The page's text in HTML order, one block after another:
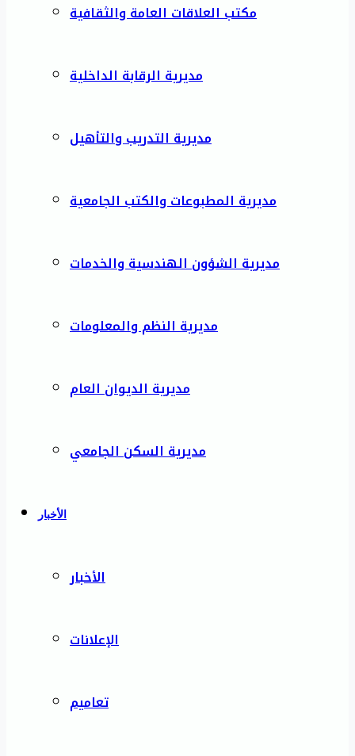
مكتب العلاقات العامة والثقافية
مديرية الرقابة الداخلية
مديرية التدريب والتأهيل
مديرية المطبوعات والكتب الجامعية
مديرية الشؤون الهندسية والخدمات
مديرية النظم والمعلومات
مديرية الديوان العام
مديرية السكن الجامعي
الأخبار
الأخبار
الإعلانات
تعاميم